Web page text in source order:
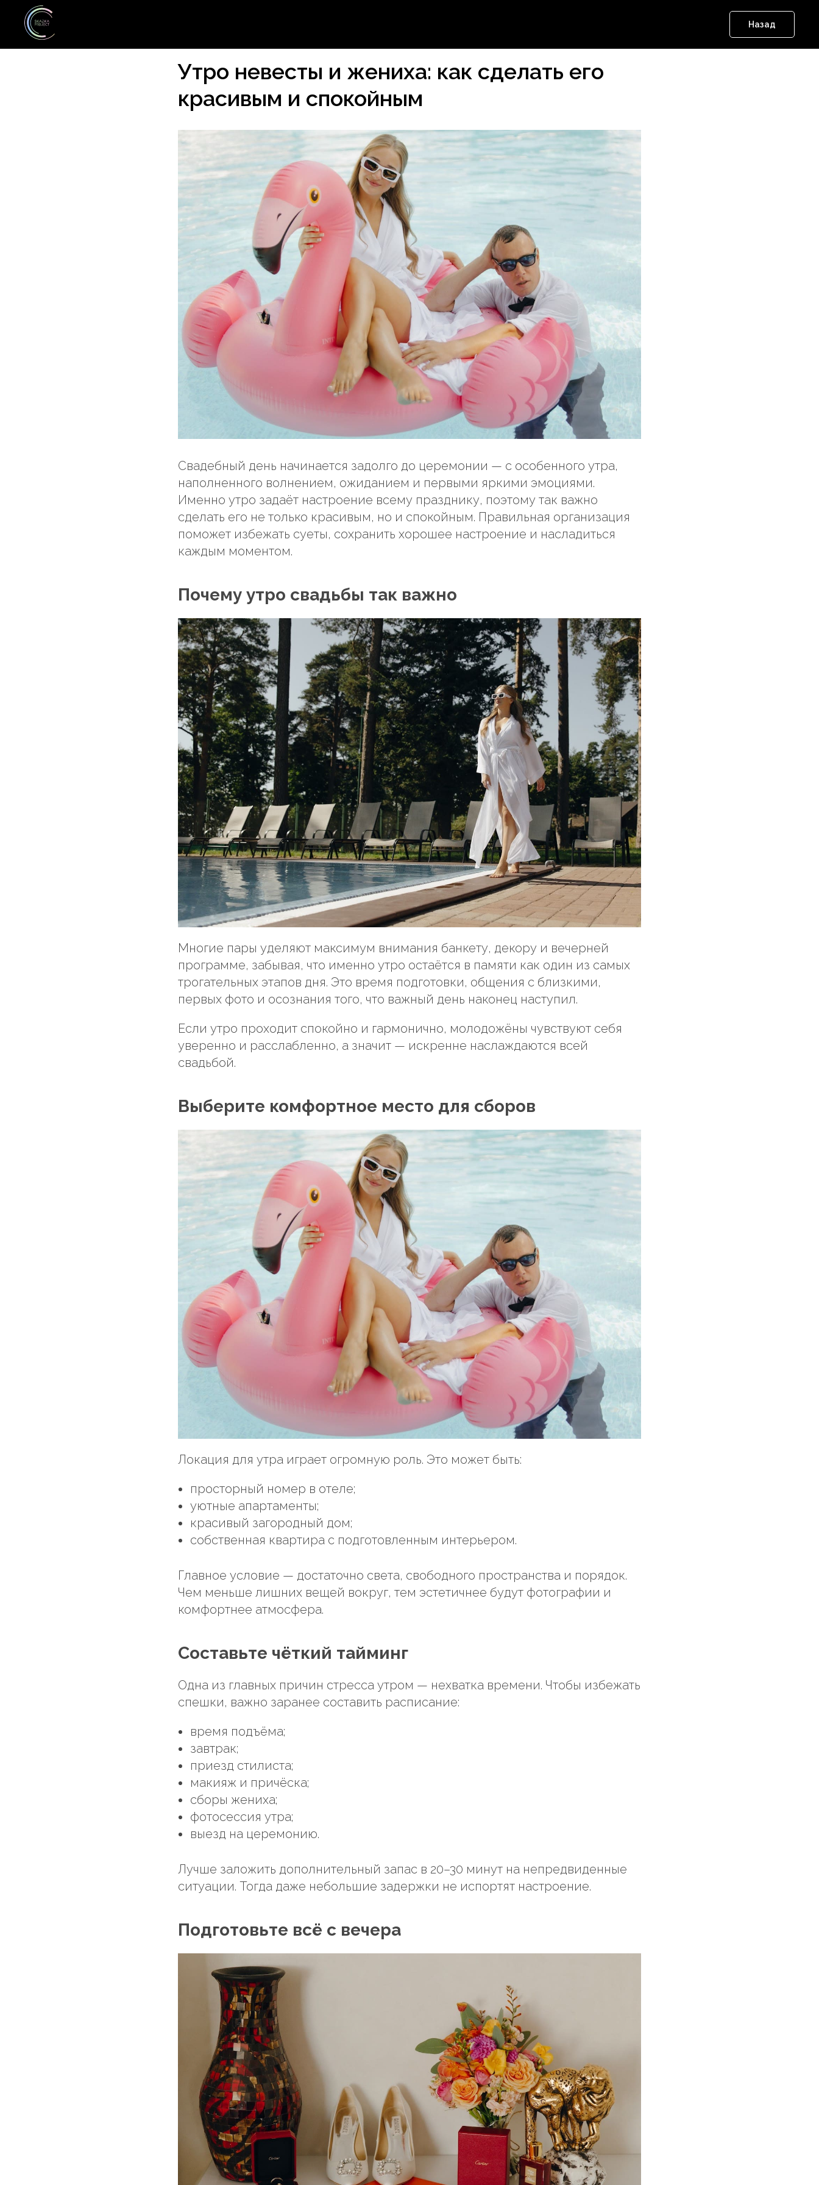
Назад
Утро невесты и жениха: как сделать его
красивым и спокойным
Свадебный день начинается задолго до церемонии — с особенного утра,
наполненного волнением, ожиданием и первыми яркими эмоциями.
Именно утро задаёт настроение всему празднику, поэтому так важно
сделать его не только красивым, но и спокойным. Правильная организация
поможет избежать суеты, сохранить хорошее настроение и насладиться
каждым моментом.
Почему утро свадьбы так важно
Многие пары уделяют максимум внимания банкету, декору и вечерней
программе, забывая, что именно утро остаётся в памяти как один из самых
трогательных этапов дня. Это время подготовки, общения с близкими,
первых фото и осознания того, что важный день наконец наступил.
Если утро проходит спокойно и гармонично, молодожёны чувствуют себя
уверенно и расслабленно, а значит — искренне наслаждаются всей
свадьбой.
Выберите комфортное место для сборов
Локация для утра играет огромную роль. Это может быть:
просторный номер в отеле;
уютные апартаменты;
красивый загородный дом;
собственная квартира с подготовленным интерьером.
Главное условие — достаточно света, свободного пространства и порядок.
Чем меньше лишних вещей вокруг, тем эстетичнее будут фотографии и
комфортнее атмосфера.
Составьте чёткий тайминг
Одна из главных причин стресса утром — нехватка времени. Чтобы избежать
спешки, важно заранее составить расписание:
время подъёма;
завтрак;
приезд стилиста;
макияж и причёска;
сборы жениха;
фотосессия утра;
выезд на церемонию.
Лучше заложить дополнительный запас в 20–30 минут на непредвиденные
ситуации. Тогда даже небольшие задержки не испортят настроение.
Подготовьте всё с вечера